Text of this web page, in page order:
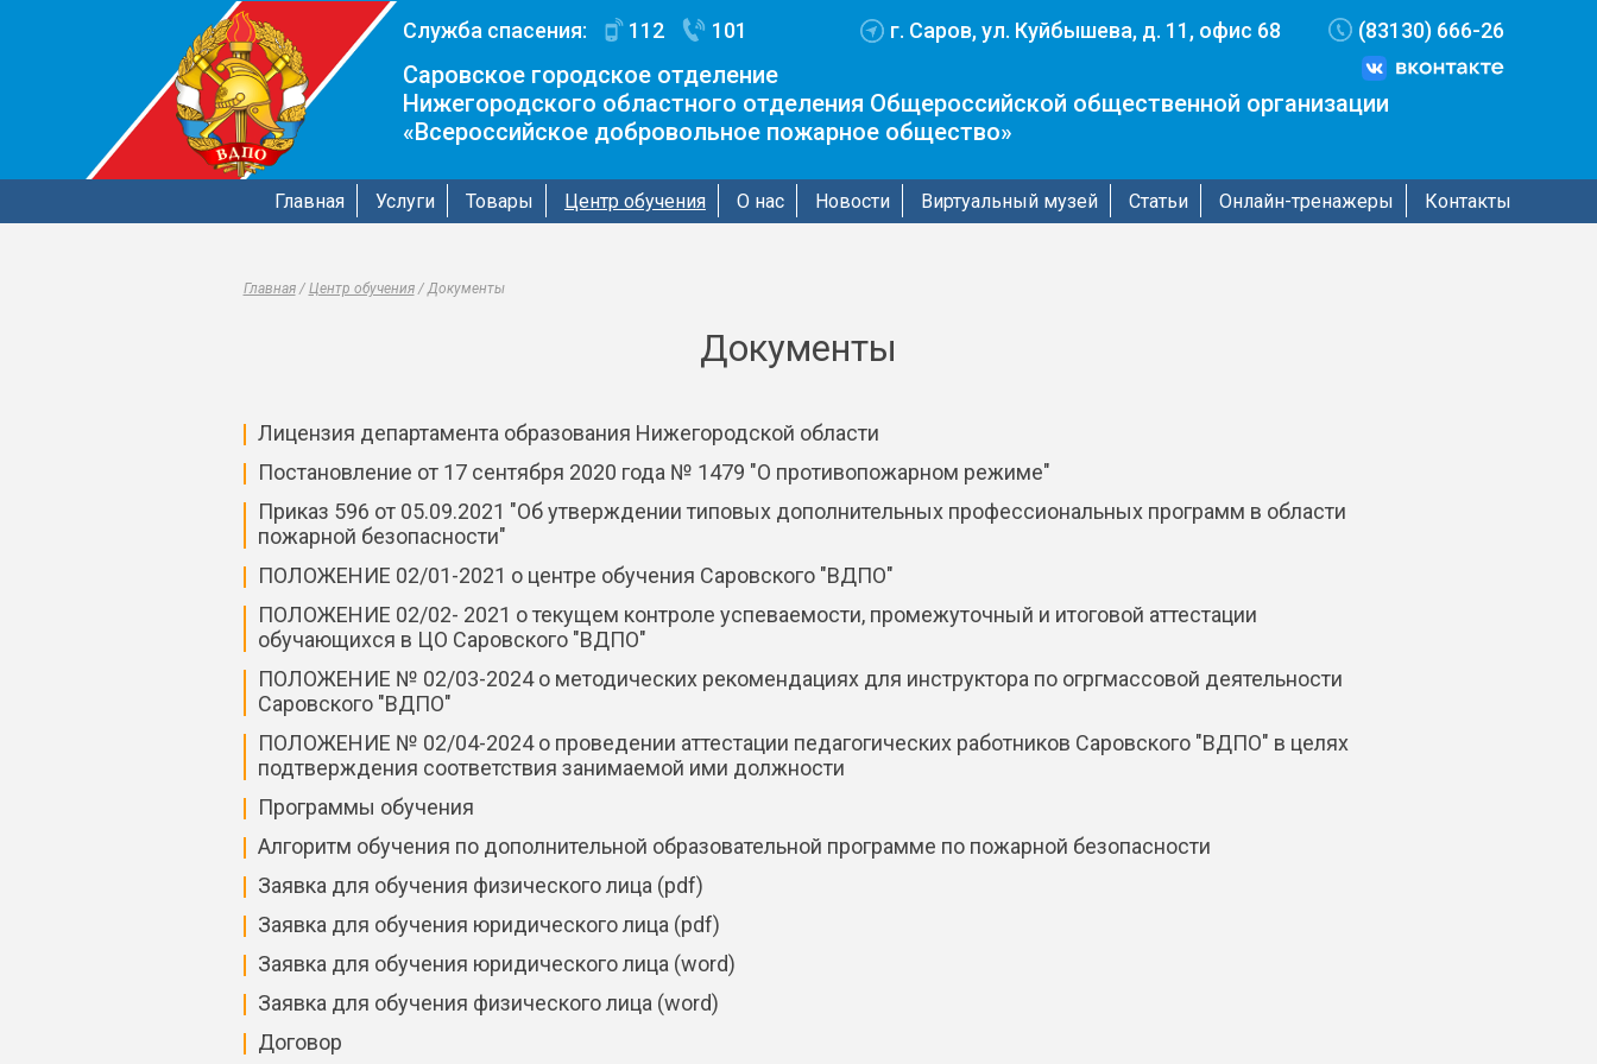
Служба спасения: 112 101 г. Саров, ул. Куйбышева, д. 11, офис 68 (83130) 666-26
Саровское городское отделение
Нижегородского областного отделения Общероссийской общественной организации
«Всероссийское добровольное пожарное общество»
Главная Услуги Товары Центр обучения О нас Новости Виртуальный музей Статьи Онлайн-тренажеры Контакты
Главная/ Центр обучения/ Документы
Документы
Лицензия департамента образования Нижегородской области
Постановление от 17 сентября 2020 года № 1479 "О противопожарном режиме"
Приказ 596 от 05.09.2021 "Об утверждении типовых дополнительных профессиональных программ в области
пожарной безопасности"
ПОЛОЖЕНИЕ 02/01-2021 о центре обучения Саровского "ВДПО"
ПОЛОЖЕНИЕ 02/02- 2021 о текущем контроле успеваемости, промежуточный и итоговой аттестации
обучающихся в ЦО Саровского "ВДПО"
ПОЛОЖЕНИЕ № 02/03-2024 о методических рекомендациях для инструктора по огргмассовой деятельности
Саровского "ВДПО"
ПОЛОЖЕНИЕ № 02/04-2024 о проведении аттестации педагогических работников Саровского "ВДПО" в целях
подтверждения соответствия занимаемой ими должности
Программы обучения
Алгоритм обучения по дополнительной образовательной программе по пожарной безопасности
Заявка для обучения физического лица (pdf)
Заявка для обучения юридического лица (pdf)
Заявка для обучения юридического лица (word)
Заявка для обучения физического лица (word)
Договор